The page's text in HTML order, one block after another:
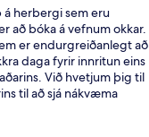
á herbergi sem eru
að bóka á vefnum okkar.
er endurgreiðanlegt að
daga fyrir innritun eins
Við hvetjum þig til
til að sjá nákvæma